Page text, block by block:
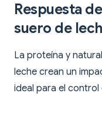
Respuesta
suero de
La proteína y
leche crean un
ideal para el control